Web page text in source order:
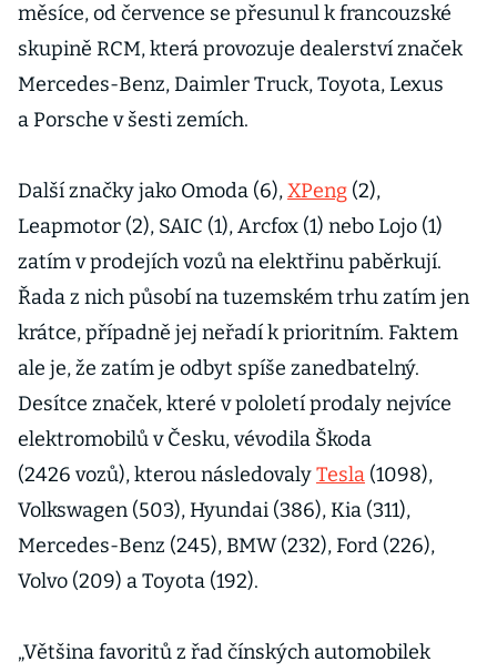
měsíce, od července se přesunul k francouzské
skupině RCM, která provozuje dealerství značek
Mercedes-Benz, Daimler Truck, Toyota, Lexus
a Porsche v šesti zemích.
Další značky jako Omoda (6),XPeng (2),
Leapmotor (2), SAIC (1), Arcfox (1) nebo Lojo (1)
zatím v prodejích vozů na elektřinu paběrkují.
Řada z nich působí na tuzemském trhu zatím jen
krátce, případně jej neřadí k prioritním. Faktem
ale je, že zatím je odbyt spíše zanedbatelný.
Desítce značek, které v pololetí prodaly nejvíce
elektromobilů v Česku, vévodila Škoda
(2426 vozů), kterou následovalyTesla (1098),
Volkswagen (503), Hyundai (386), Kia (311),
Mercedes-Benz (245), BMW (232), Ford (226),
Volvo (209) a Toyota (192).
„Většina favoritů z řad čínských automobilek